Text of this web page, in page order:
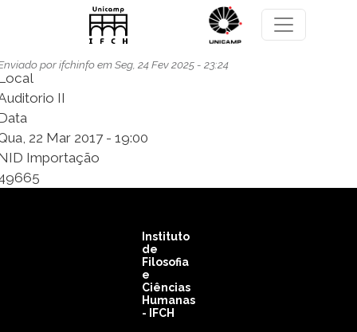
Pular para o conteúdo principal
porifchinfoemSeg, 24 Fev 2025 - 23:24
II
22 Mar 2017 - 19:00
Importação
Instituto
de
Filosofia
e
Ciências
Humanas
- IFCH